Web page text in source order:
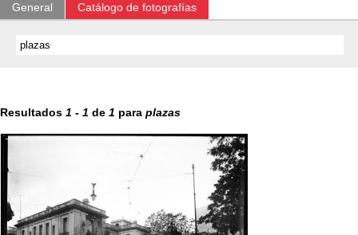
General Catálogo de fotografías
Resultados 1 - 1 de 1 para plazas